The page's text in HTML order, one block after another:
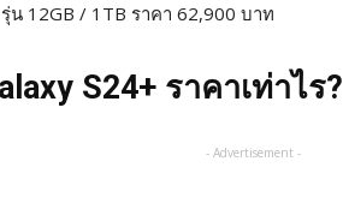
น 12GB / 1TB ราคา 62,900 บาท
S24+ ราคาเท่าไร?
- Advertisement -